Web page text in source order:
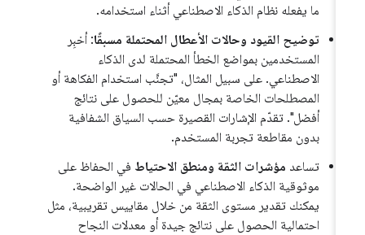
ما يفعله نظام الذكاء الاصطناعي أثناء استخدامه.
توضيح القيود وحالات الأعطال المحتملة مسبقًا: أخبِر
المستخدمين بمواضع الخطأ المحتملة لدى الذكاء
الاصطناعي. على سبيل المثال، "تجنَّب استخدام الفكاهة أو
المصطلحات الخاصة بمجال معيّن للحصول على نتائج
أفضل". تقدّم الإشارات القصيرة حسب السياق الشفافية
بدون مقاطعة تجربة المستخدم.
تساعدمؤشرات الثقة ومنطق الاحتياطفي الحفاظ على
موثوقية الذكاء الاصطناعي في الحالات غير الواضحة.
يمكنك تقدير مستوى الثقة من خلال مقاييس تقريبية، مثل
احتمالية الحصول على نتائج جيدة أو معدلات النجاح